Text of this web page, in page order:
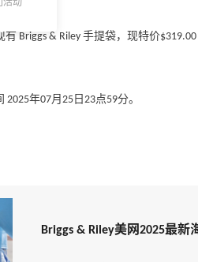
有 Briggs & Riley 手提袋，现特价
年07月25日23点59分。
Briggs & Riley美网2025最